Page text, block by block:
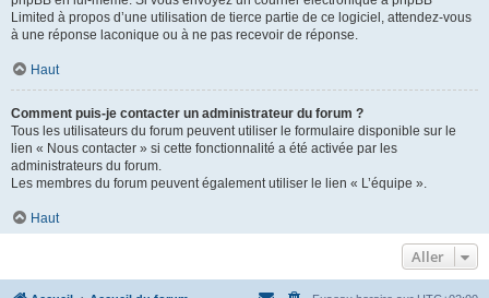
Limited à propos d’une utilisation de tierce partie de ce logiciel, attendez-vous
à une réponse laconique ou à ne pas recevoir de réponse.
Haut
Comment puis-je contacter un administrateur du forum ?
Tous les utilisateurs du forum peuvent utiliser le formulaire disponible sur le
lien « Nous contacter » si cette fonctionnalité a été activée par les
administrateurs du forum.
Les membres du forum peuvent également utiliser le lien « L’équipe ».
Haut
Aller